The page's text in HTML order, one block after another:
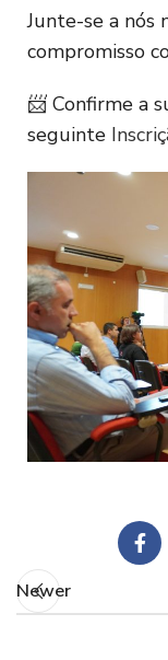
Junte-se a nós
compromisso
📨 Confirme a
seguinte
Newer